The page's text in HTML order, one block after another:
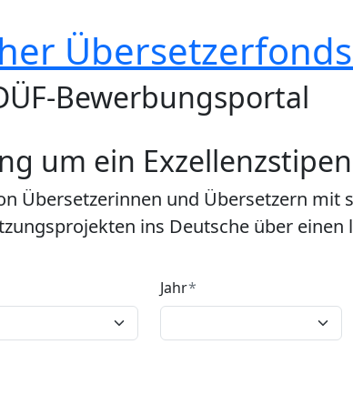
Bewerbungsportal
um ein
Übersetzerinnen und Übersetzern
ins Deutsche über einen
Jahr